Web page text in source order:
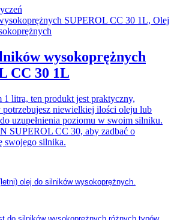
wysokoprężnych
CC 30 1L
1 litra, ten produkt jest praktyczny,
potrzebujesz niewielkiej ilości oleju lub
uzupełnienia poziomu w swoim silniku.
SUPEROL CC 30, aby zadbać o
swojego silnika.
olej do silników wysokoprężnych.